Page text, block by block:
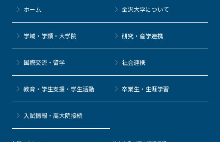
ホーム 金沢大学について
学域・学類・大学院 研究・産学連携
国際交流・留学 社会連携
教育・学生支援・学生活動 卒業生・生涯学習
⼊試情報・高大院接続